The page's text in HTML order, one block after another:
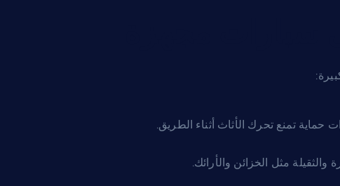
حماية تمنع تحرك الأثاث أثناء الطريق.
مثل الخزائن والأرائك.